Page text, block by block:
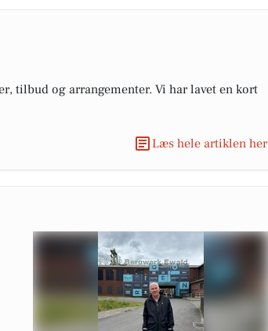
tilbud og arrangementer. Vi har lavet en kort
Læs hele artiklen her